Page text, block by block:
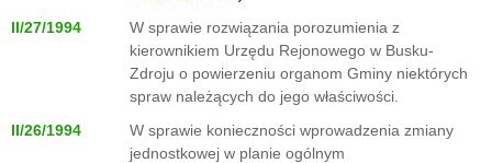
II/27/1994
W sprawie rozwiązania porozumienia z
kierownikiem Urzędu Rejonowego w Busku-
Zdroju o powierzeniu organom Gminy niektórych
spraw należących do jego właściwości.
II/26/1994
W sprawie konieczności wprowadzenia zmiany
jednostkowej w planie ogólnym